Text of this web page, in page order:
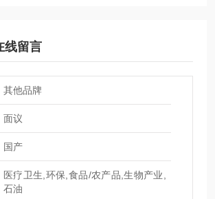
线留言
其他品牌
面议
国产
医疗卫生,环保,食品/农产品,生物产业,
石油